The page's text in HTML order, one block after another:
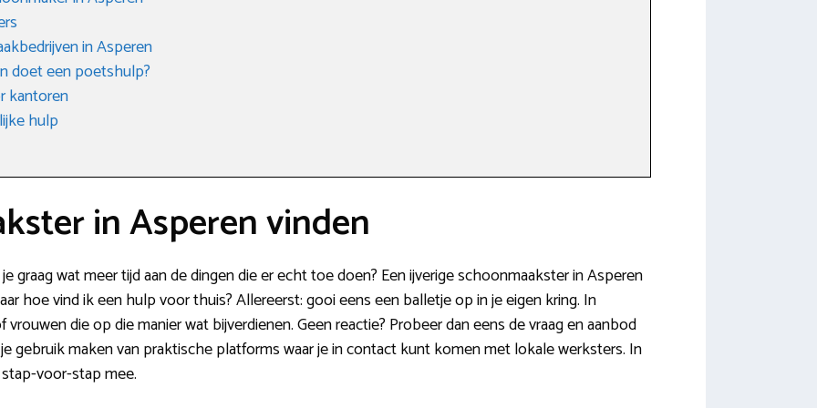
in Asperen
doet een poetshulp?
kantoren
hulp
in Asperen vinden
graag wat meer tijd aan de dingen die er echt toe doen? Een ijverige schoonmaakster in Asperen
hoe vind ik een hulp voor thuis? Allereerst: gooi eens een balletje op in je eigen kring. In
die op die manier wat bijverdienen. Geen reactie? Probeer dan eens de vraag en aanbod
gebruik maken van praktische platforms waar je in contact kunt komen met lokale werksters. In
voor-stap mee.